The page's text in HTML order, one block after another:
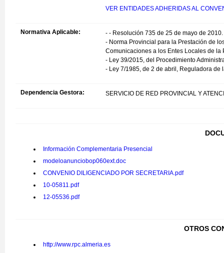
VER ENTIDADES ADHERIDAS AL
Normativa Aplicable:
- - Resolución 735 de 25 de mayo de
- Norma Provincial para la Prestación de
Comunicaciones a los Entes Locales de la
- Ley 39/2015, del Procedimiento
- Ley 7/1985, de 2 de abril, Reguladora de
Dependencia Gestora: SERVICIO DE RED PROVINCIAL Y
Información Complementaria Presencial
modeloanunciobop060ext.doc
CONVENIO DILIGENCIADO POR SECRETARIA.pdf
10-05811.pdf
12-05536.pdf
OTROS
http://www.rpc.almeria.es